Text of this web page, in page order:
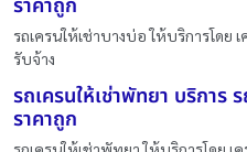
รถเครนให้เช่าบางบ่อ ให้บริการโดย
รับจ้าง
รถเครนให้เช่าพัทยา บริการ
ราคาถูก